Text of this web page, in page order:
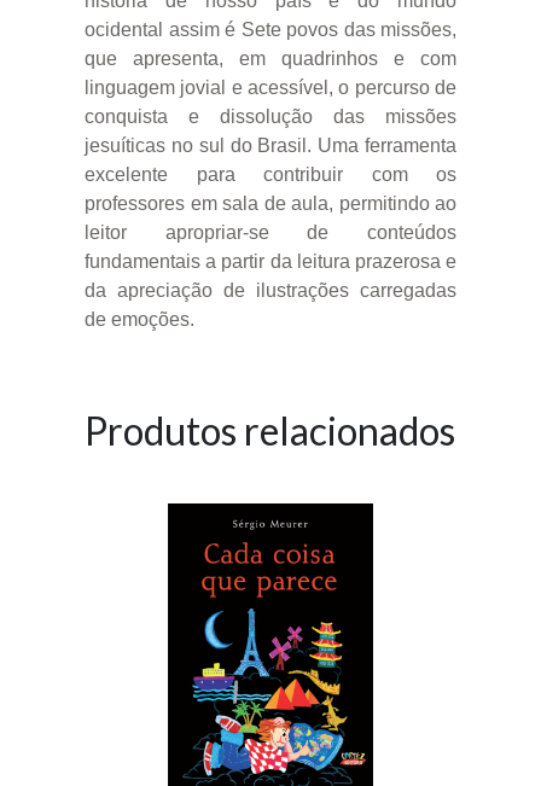
ocidental assim é Sete povos das missões,
que apresenta, em quadrinhos e com
linguagem jovial e acessível, o percurso de
conquista e dissolução das missões
jesuíticas no sul do Brasil. Uma ferramenta
excelente para contribuir com os
professores em sala de aula, permitindo ao
leitor apropriar-se de conteúdos
fundamentais a partir da leitura prazerosa e
da apreciação de ilustrações carregadas
de emoções.
Produtos relacionados